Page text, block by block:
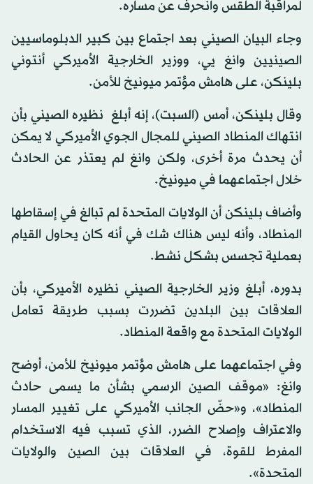
لمراقبة الطقس وانحرف عن مساره.
وجاء البيان الصيني بعد اجتماع بين كبير الدبلوماسيين
الصينيين وانغ يي، ووزير الخارجية الأميركي أنتوني
بلينكن، على هامش مؤتمر ميونيخ للأمن.
وقال بلينكن، أمس (السبت)، إنه أبلغ ‭ ‬نظيره الصيني بأن
انتهاك المنطاد الصيني للمجال الجوي الأميركي لا يمكن
أن يحدث مرة أخرى، ولكن وانغ لم يعتذر عن الحادث
خلال اجتماعهما في ميونيخ.
وأضاف بلينكن أن الولايات المتحدة لم تبالغ في إسقاطها
المنطاد، وأنه ليس هناك شك في أنه كان يحاول القيام
بعملية تجسس بشكل نشط.
بدوره، أبلغ وزير الخارجية الصيني نظيره الأميركي، بأن
العلاقات بين البلدين تضررت بسبب طريقة تعامل
الولايات المتحدة مع واقعة المنطاد.
وفي اجتماعهما على هامش مؤتمر ميونيخ للأمن، أوضح
وانغ: «موقف الصين الرسمي بشأن ما يسمى حادث
المنطاد»، و«حضّ الجانب الأميركي على تغيير المسار
والاعتراف وإصلاح الضرر، الذي تسبب فيه الاستخدام
المفرط للقوة، في العلاقات بين الصين والولايات
المتحدة».